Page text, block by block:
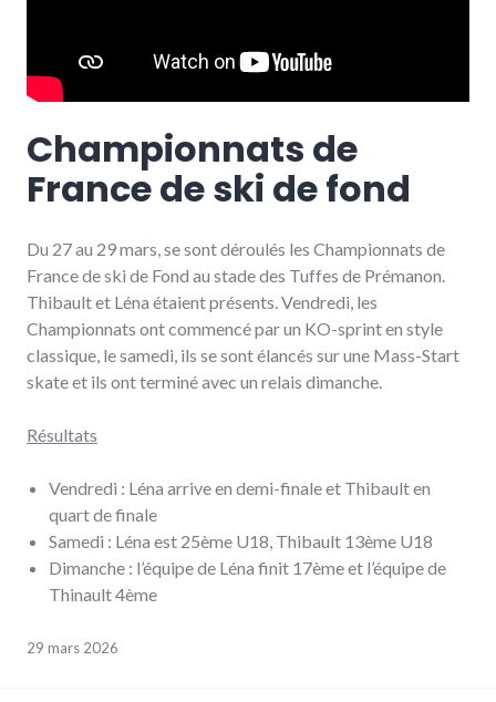
Championnats de
France de ski de fond
Du 27 au 29 mars, se sont déroulés les Championnats de
France de ski de Fond au stade des Tuffes de Prémanon.
Thibault et Léna étaient présents. Vendredi, les
Championnats ont commencé par un KO-sprint en style
classique, le samedi, ils se sont élancés sur une Mass-Start
skate et ils ont terminé avec un relais dimanche.
Résultats
Vendredi : Léna arrive en demi-finale et Thibault en
quart de finale
Samedi : Léna est 25ème U18, Thibault 13ème U18
Dimanche : l’équipe de Léna finit 17ème et l’équipe de
Thinault 4ème
29 mars 2026